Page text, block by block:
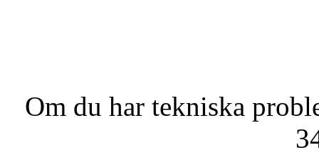
Om du har tekniska